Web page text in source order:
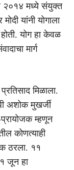
२०१४ मध्ये संयुक्त
यांनी योगाला
योग हा केवळ
मार्ग
मिळाला.
अशोक मुखर्जी
म्हणून
कोणत्याही
ठरला. ११
जून हा